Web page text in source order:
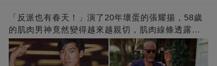
「反派也有春天！」演了20年壞蛋的張耀揚，58歲
的肌肉男神竟然變得越來越親切，肌肉線條透露了
他的秘密！